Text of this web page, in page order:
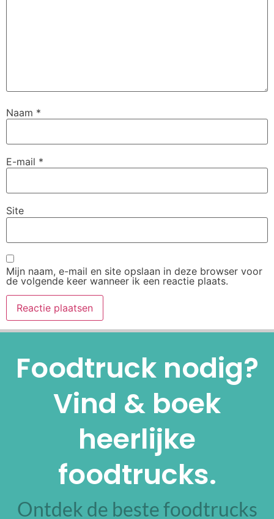
Naam *
E-mail *
Site
Mijn naam, e-mail en site opslaan in deze browser voor
de volgende keer wanneer ik een reactie plaats.
Foodtruck nodig?
Vind & boek
heerlijke
foodtrucks.
Ontdek de beste foodtrucks